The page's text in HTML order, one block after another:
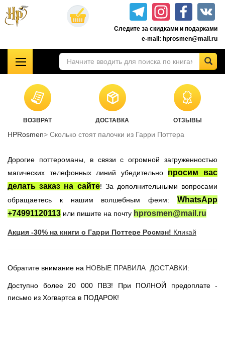
Перейти
Следите за скидками и подарками
e-mail: hprosmen@mail.ru
Комплекты книг о Гарри Поттере
Акционные товары к комплекту 7 книг Росмэн
Учебники Хогвартса
Гарри Поттер на английском
Настольные игры
Атрибутика Гарри Поттер
Одежда Гарри Поттер
Новогодние игрушки
ВОЗВРАТ ДОСТАВКА ОТЗЫВЫ
HPRosmen Сколько стоят палочки из Гарри Поттера
Дорогие поттероманы, в связи с огромной загруженностью
магических телефонных линий убедительно просим вас
делать заказ на сайте! За дополнительными вопросами
обращаетесь к нашим волшебным феям:
WhatsApp
+74991120113 или пишите на почту hprosmen@mail.ru
Акция -30% на книги о Гарри Поттере Росмэн! Кликай
Обратите внимание на НОВЫЕ ПРАВИЛА ДОСТАВКИ:
Доступно более 20 000 ПВЗ! При ПОЛНОЙ предоплате -
письмо из Хогвартса в ПОДАРОК!